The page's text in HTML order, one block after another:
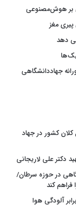
بر هوش‌مصنوعی
پیری مغز
دهد
جهاددانشگاهی
کشور در جهاد
دکتر علی لاریجانی
در حوزه سرطان/
فراهم کند
آلودگی هوا